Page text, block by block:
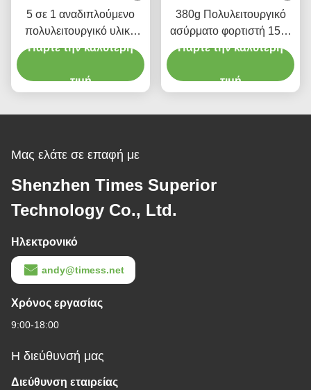
5 σε 1 αναδιπλούμενο
πολυλειτουργικό υλικό
ABS ασύρματο φορτιστή
Λευκό με νυχτερινό φως
Πάρτε την καλύτερη
τιμή
380g Πολυλειτουργικό
ασύρματο φορτιστή 15W
Fast Λευκό ή μαύρο με
Πάρτε την καλύτερη
τιμή
Μας ελάτε σε επαφή με
Shenzhen Times Superior
Technology Co., Ltd.
Ηλεκτρονικό
andy@timess.net
Χρόνος εργασίας
9:00-18:00
Η διεύθυνσή μας
Διεύθυνση εταιρείας